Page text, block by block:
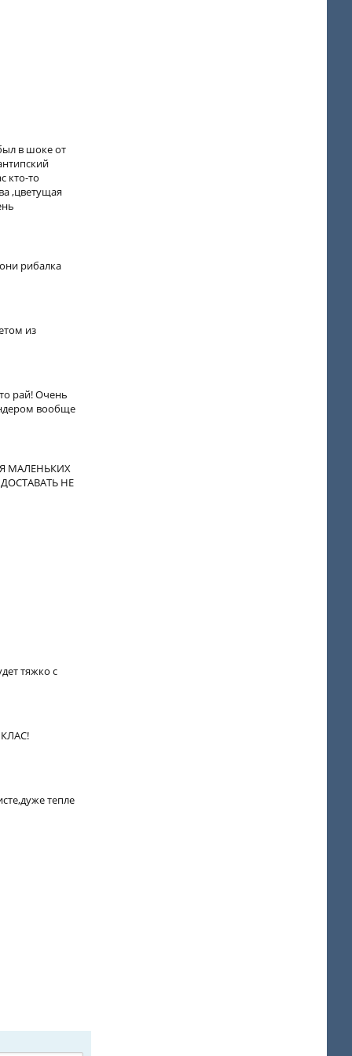
в шоке от
кто-то
,цветущая
рибалка
из
рай! Очень
вообще
МАЛЕНЬКИХ
НЕ
тяжко с
КЛАС!
тепле